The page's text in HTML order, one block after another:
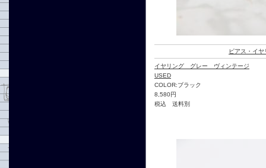
ピアス・イヤ
イヤリング グレー ヴィンテージ
USED
COLOR:ブラック
8,580円
税込 送料別